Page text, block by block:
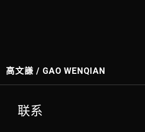
高文謙 / GAO WENQIAN
联系